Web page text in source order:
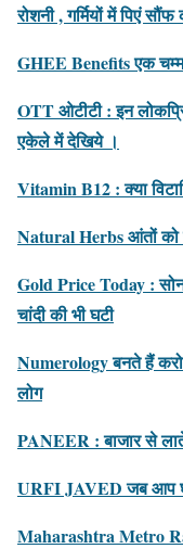
रोशनी , गर्मियों में पिएं
GHEE Benefits एक
OTT ओटीटी : इन
एकेले में देखिये ।
Vitamin B12 : क्या
Natural Herbs आंतों को
Gold Price Today :
चांदी की भी घटी
Numerology बनते हैं
लोग
PANEER : बाजार से
URFI JAVED जब आप
Maharashtra Metro